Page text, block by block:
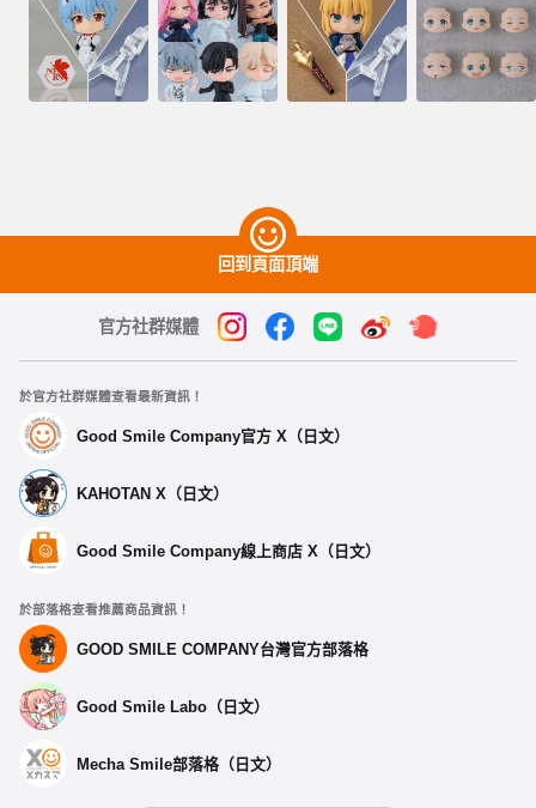
回到頁面頂端
官方社群媒體
於官方社群媒體查看最新資訊！
Good Smile Company官方 X（日文）
KAHOTAN X（日文）
Good Smile Company線上商店 X（日文）
於部落格查看推薦商品資訊！
GOOD SMILE COMPANY台灣官方部落格
Good Smile Labo（日文）
Mecha Smile部落格（日文）